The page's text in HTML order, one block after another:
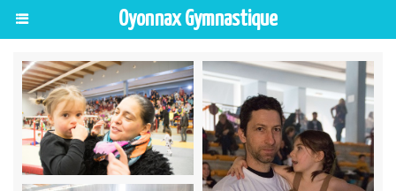
Oyonnax Gymnastique